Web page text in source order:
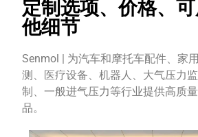
定制选项、价格、
他细节
Senmol | 为汽车和摩托车配件、家
测、医疗设备、机器人、大气压力
制、一般进气压力等行业提供高质
品。